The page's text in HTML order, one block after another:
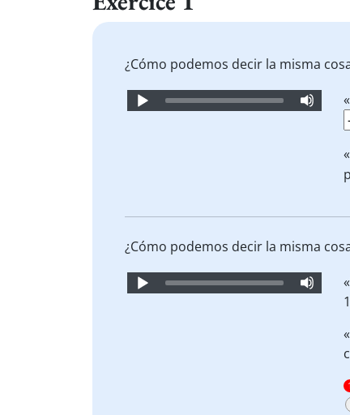
¿Cómo podemos decir la misma
Audio
¿Cómo podemos decir la misma
Audio
1